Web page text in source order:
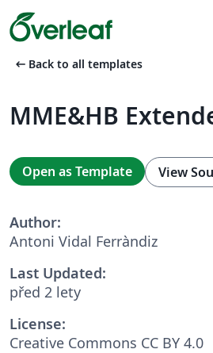
arrow_left_alt Back to all templates
MME&HB
Open as Template View
Author:
Antoni Vidal Ferràndiz
Last Updated:
před 2 lety
License:
Creative Commons CC BY 4.0